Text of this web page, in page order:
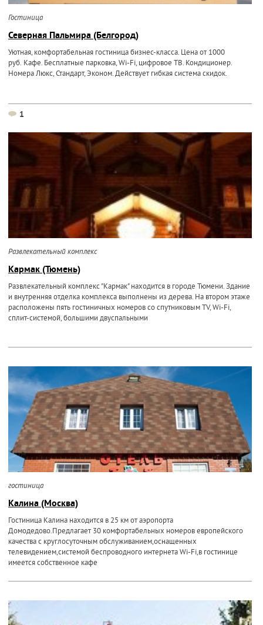
Гостиница
Северная Пальмира (Белгород)
Уютная, комфортабельная гостиница бизнес-класса. Цена от 1000
руб. Кафе. Бесплатные парковка, Wi-Fi, цифровое ТВ. Кондиционер.
Номера Люкс, Стандарт, Эконом. Действует гибкая система скидок.
1
Развлекательный комплекс
Кармак (Тюмень)
Развлекательный комплекс "Кармак" находится в городе Тюмени. Здание
и внутренняя отделка комплекса выполнены из дерева. На втором этаже
расположены пять гостиничных номеров со спутниковым TV, Wi-Fi,
сплит-системой, большими двуспальными
гостиница
Калина (Москва)
Гостиница Калина находится в 25 км от аэропорта
Домодедово.Предлагает 30 комфортабельных номеров европейского
качества с круглосуточным обслуживанием,оснащенных
телевидением,системой беспроводного интернета Wi-Fi,в гостинице
имеется собственное кафе